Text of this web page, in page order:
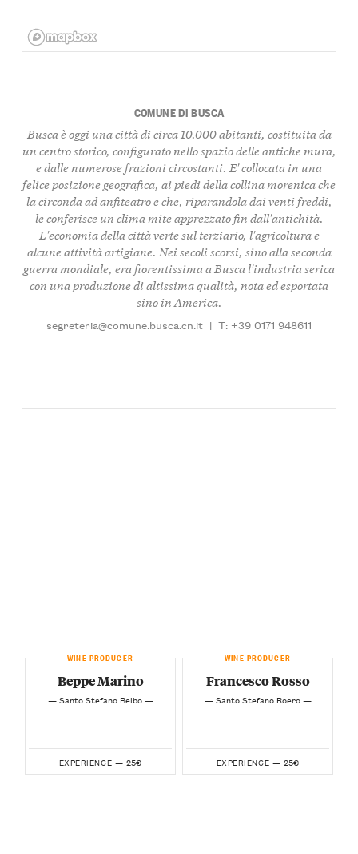
COMUNE DI BUSCA
Busca è oggi una città di circa 10.000 abitanti, costituita da
un centro storico, configurato nello spazio delle antiche mura,
e dalle numerose frazioni circostanti. E' collocata in una
felice posizione geografica, ai piedi della collina morenica che
la circonda ad anfiteatro e che, riparandola dai venti freddi,
le conferisce un clima mite apprezzato fin dall'antichità.
L'economia della città verte sul terziario, l'agricoltura e
alcune attività artigiane. Nei secoli scorsi, sino alla seconda
guerra mondiale, era fiorentissima a Busca l'industria serica
con una produzione di altissima qualità, nota ed esportata
sino in America.
segreteria@comune.busca.cn.it | T: +39 0171 948611
WINE PRODUCER
Beppe Marino
— Santo Stefano Belbo —
EXPERIENCE — 25€
WINE PRODUCER
Francesco Rosso
— Santo Stefano Roero —
EXPERIENCE — 25€